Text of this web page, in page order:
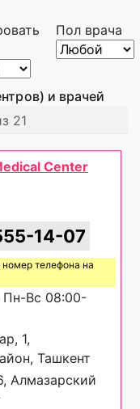
Пол врача
и врачей
21
Center
14-07
телефона на
Пн-Вс 08:00-
1,
Ташкент
Алмазарский